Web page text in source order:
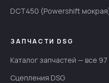
DCT450 (Powershift
ЗАПЧАСТИ DSG
Каталог запчастей — все
Сцепления DSG